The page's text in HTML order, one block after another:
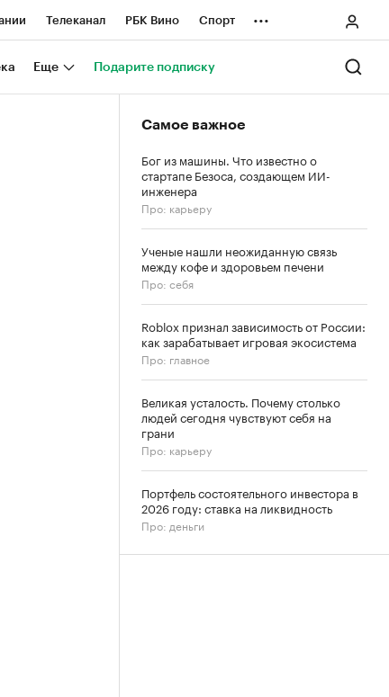
Телеканал РБК Вино Спорт
проекты Город
...
Еще Подарите подписку
Самое важное
Бог из машины. Что известно о
стартапе Безоса, создающем ИИ-
инженера
Про: карьеру
Ученые нашли неожиданную связь
между кофе и здоровьем печени
Про: себя
Roblox признал зависимость от России:
как зарабатывает игровая экосистема
Про: главное
Великая усталость. Почему столько
людей сегодня чувствуют себя на
грани
Про: карьеру
Портфель состоятельного инвестора в
2026 году: ставка на ликвидность
Про: деньги